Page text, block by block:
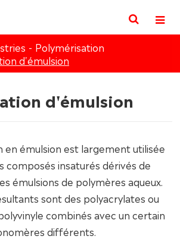
Polymérisation
d'émulsion
d'émulsion
en émulsion est largement utilisée
composés insaturés dérivés de
émulsions de polymères aqueux.
sont des polyacrylates ou
combinés avec un certain
différents.